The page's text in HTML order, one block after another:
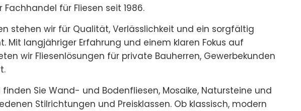
Fachhandel für Fliesen seit 1986.
stehen wir für Qualität, Verlässlichkeit und ein sorgfältig
Mit langjähriger Erfahrung und einem klaren Fokus auf
wir Fliesenlösungen für private Bauherren, Gewerbekunden
Sie Wand- und Bodenfliesen, Mosaike, Natursteine und
Stilrichtungen und Preisklassen. Ob klassisch, modern